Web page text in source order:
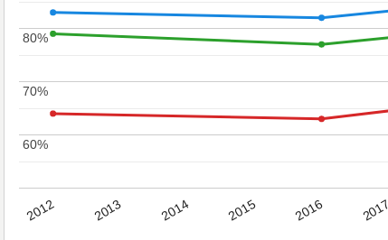
2012 2013 2014 2015 2016 2017
60%
60%
70%
70%
80%
80%